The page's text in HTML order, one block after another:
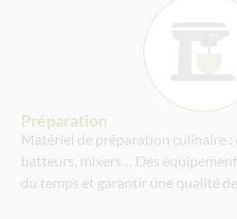
Préparation
Matériel de préparation culinaire :
batteurs, mixers… Des
du temps et garantir une qualité